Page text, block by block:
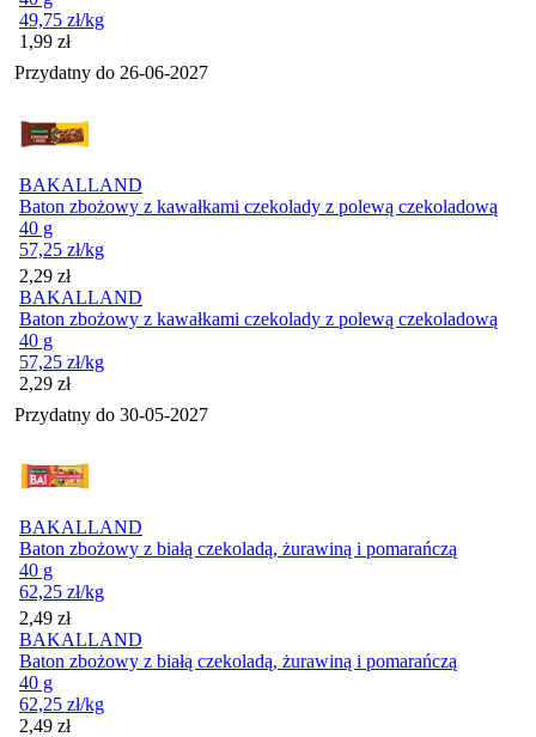
49,75 zł/kg
Cena
1,99 zł
Przydatny do 26-06-2027
BAKALLAND
Baton zbożowy z kawałkami czekolady z polewą czekoladową
40 g
57,25 zł/kg
Cena
2,29 zł
BAKALLAND
Baton zbożowy z kawałkami czekolady z polewą czekoladową
40 g
57,25 zł/kg
Cena
2,29 zł
Przydatny do 30-05-2027
BAKALLAND
Baton zbożowy z białą czekoladą, żurawiną i pomarańczą
40 g
62,25 zł/kg
Cena
2,49 zł
BAKALLAND
Baton zbożowy z białą czekoladą, żurawiną i pomarańczą
40 g
62,25 zł/kg
Cena
2,49 zł